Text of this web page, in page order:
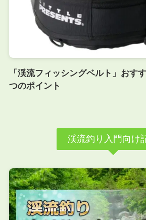
「渓流フィッシングベルト」おす
つのポイント
渓流釣り入門向け